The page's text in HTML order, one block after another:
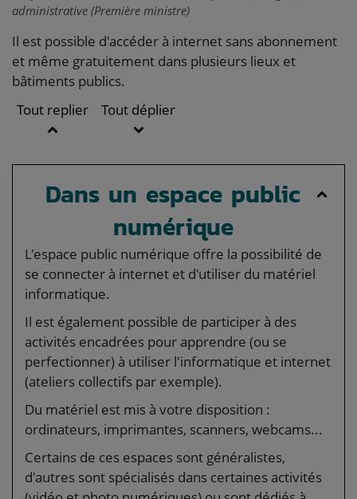
administrative (Première ministre)
Il est possible d'accéder à internet sans abonnement
et même gratuitement dans plusieurs lieux et
bâtiments publics.
Tout replier
Tout déplier
Dans un espace public
numérique
L'espace public numérique offre la possibilité de
se connecter à internet et d'utiliser du matériel
informatique.
Il est également possible de participer à des
activités encadrées pour apprendre (ou se
perfectionner) à utiliser l'informatique et internet
(ateliers collectifs par exemple).
Du matériel est mis à votre disposition :
ordinateurs, imprimantes, scanners, webcams...
Certains de ces espaces sont généralistes,
d'autres sont spécialisés dans certaines activités